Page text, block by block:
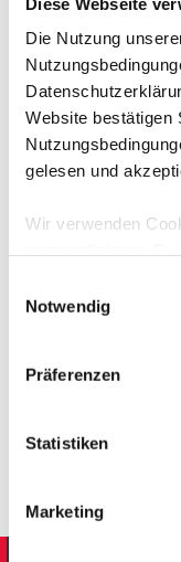
Die Nutzung
Website bestätigen
gelesen und
Wir verwenden
analysieren.
Verwendung
soziale Medien,
Partner führen
haben oder die sie
Notwendig
Präferenzen
Statistiken
Marketing